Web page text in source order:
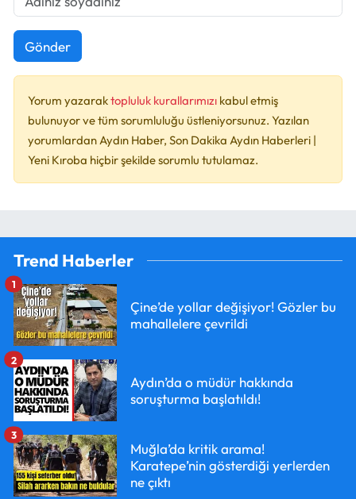
Gönder
Yorum yazaraktopluluk kurallarımızı kabul etmiş
bulunuyor ve tüm sorumluluğu üstleniyorsunuz. Yazılan
yorumlardan Aydın Haber, Son Dakika Aydın Haberleri |
Yeni Kıroba hiçbir şekilde sorumlu tutulamaz.
Trend Haberler
Çine’de yollar değişiyor! Gözler bu
mahallelere çevrildi
1
Aydın’da o müdür hakkında
soruşturma başlatıldı!
2
Muğla’da kritik arama!
Karatepe’nin gösterdiği yerlerden
ne çıktı
3